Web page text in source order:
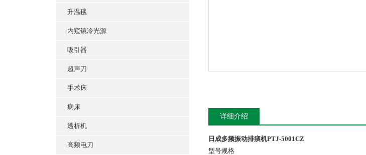
升温毯
内窥镜冷光源
吸引器
超声刀
手术床
病床
透析机
高频电刀
详细介绍
日成多频振动排痰机PTJ-5001CZ
型号规格